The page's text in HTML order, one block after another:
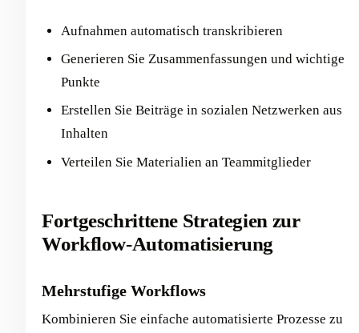
Aufnahmen automatisch transkribieren
Generieren Sie Zusammenfassungen und wichtige
Punkte
Erstellen Sie Beiträge in sozialen Netzwerken aus
Inhalten
Verteilen Sie Materialien an Teammitglieder
Fortgeschrittene Strategien zur
Workflow-Automatisierung
Mehrstufige Workflows
Kombinieren Sie einfache automatisierte Prozesse zu